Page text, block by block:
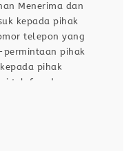
Menerima dan
kepada pihak
telepon yang
pihak
pihak
telefon dan
Menerima
ramah dengan